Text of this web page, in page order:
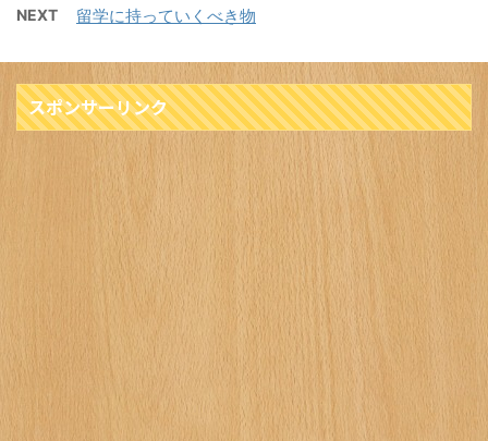
NEXT 留学に持っていくべき物
スポンサーリンク